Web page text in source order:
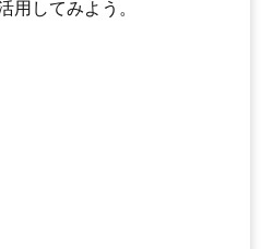
用してみよう。